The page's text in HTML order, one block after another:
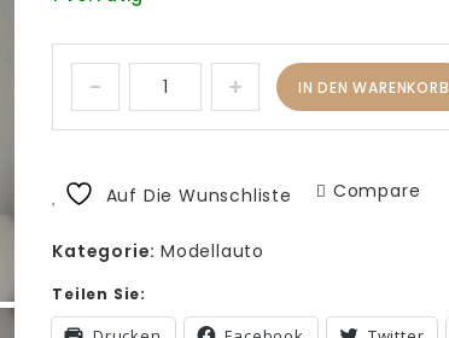
IN DEN WARENKORB
Auf Die Wunschliste Compare
Kategorie:Modellauto
Teilen Sie: